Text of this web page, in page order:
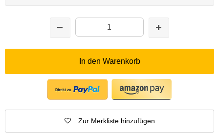
In den Warenkorb
Zur Merkliste hinzufügen